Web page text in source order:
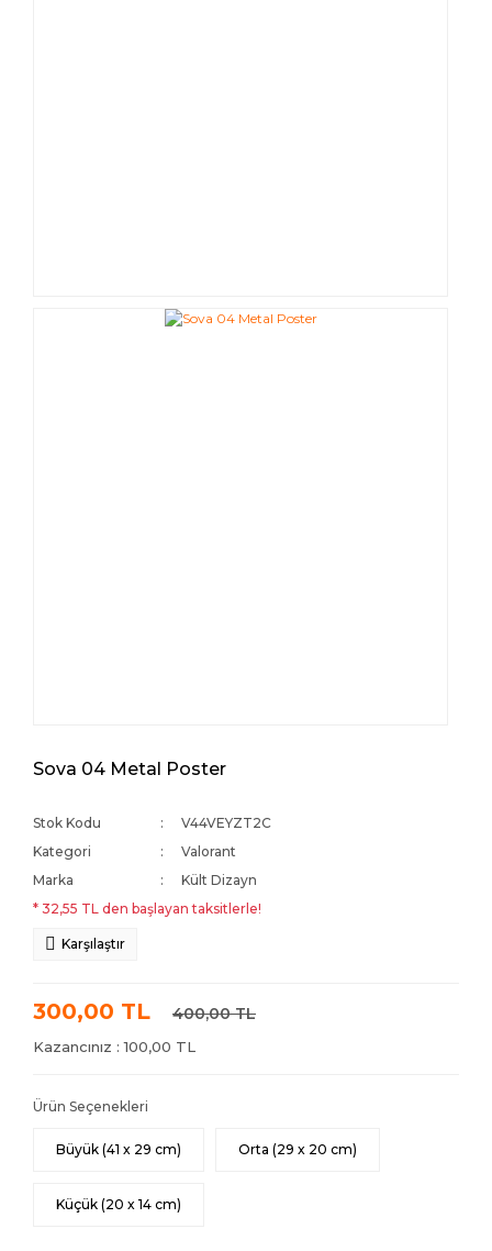
Sova 04 Metal Poster
Stok Kodu
V44VEYZT2C
Kategori
Valorant
Marka
Kült Dizayn
* 32,55 TL den başlayan taksitlerle!
Karşılaştır
300,00 TL 400,00 TL
Kazancınız : 100,00 TL
Ürün Seçenekleri
Büyük (41 x 29 cm) Orta (29 x 20 cm)
Küçük (20 x 14 cm)